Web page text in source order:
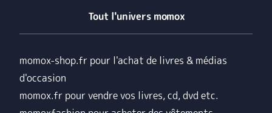
Tout l'univers momox
momox-shop.fr pour l'achat de livres & médias
d'occasion
momox.fr pour vendre vos livres, cd, dvd etc.